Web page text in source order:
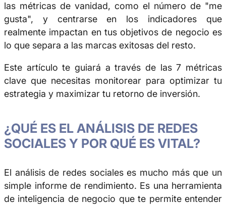
las métricas de vanidad, como el número de "me
gusta", y centrarse en los indicadores que
realmente impactan en tus objetivos de negocio es
lo que separa a las marcas exitosas del resto.
Este artículo te guiará a través de las 7 métricas
clave que necesitas monitorear para optimizar tu
estrategia y maximizar tu retorno de inversión.
¿QUÉ ES EL ANÁLISIS DE REDES
SOCIALES Y POR QUÉ ES VITAL?
El análisis de redes sociales es mucho más que un
simple informe de rendimiento. Es una herramienta
de inteligencia de negocio que te permite entender